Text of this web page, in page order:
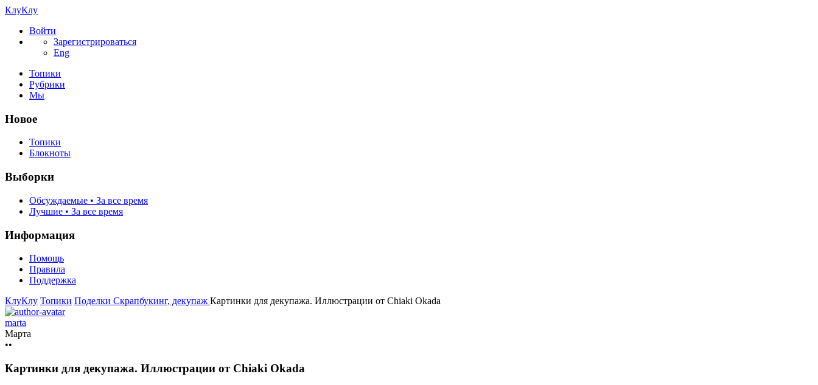
КлуКлу
Войти
Зарегистрироваться
Eng
Топики
Рубрики
Мы
Новое
Топики
Блокноты
Выборки
Обсуждаемые • За все время
Лучшие • За все время
Информация
Помощь
Правила
Поддержка
КлуКлу Топики Поделки Скрапбукинг, декупаж Картинки для декупажа. Иллюстрации от Chiaki Okada
marta
Марта
••
Картинки для декупажа. Иллюстрации от Chiaki Okada